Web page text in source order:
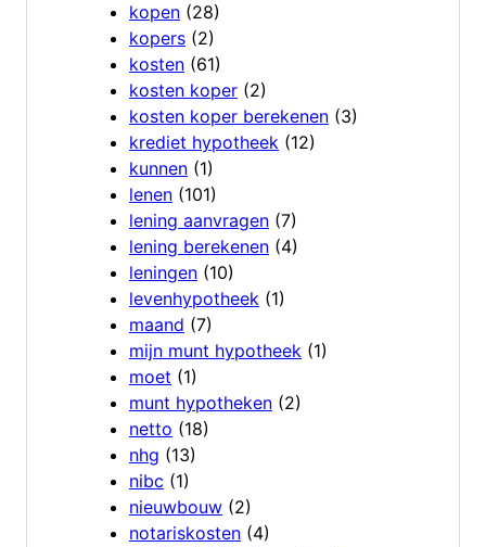
kopen (28)
kopers (2)
kosten (61)
kosten koper (2)
kosten koper berekenen (3)
krediet hypotheek (12)
kunnen (1)
lenen (101)
lening aanvragen (7)
lening berekenen (4)
leningen (10)
levenhypotheek (1)
maand (7)
mijn munt hypotheek (1)
moet (1)
munt hypotheken (2)
netto (18)
nhg (13)
nibc (1)
nieuwbouw (2)
notariskosten (4)